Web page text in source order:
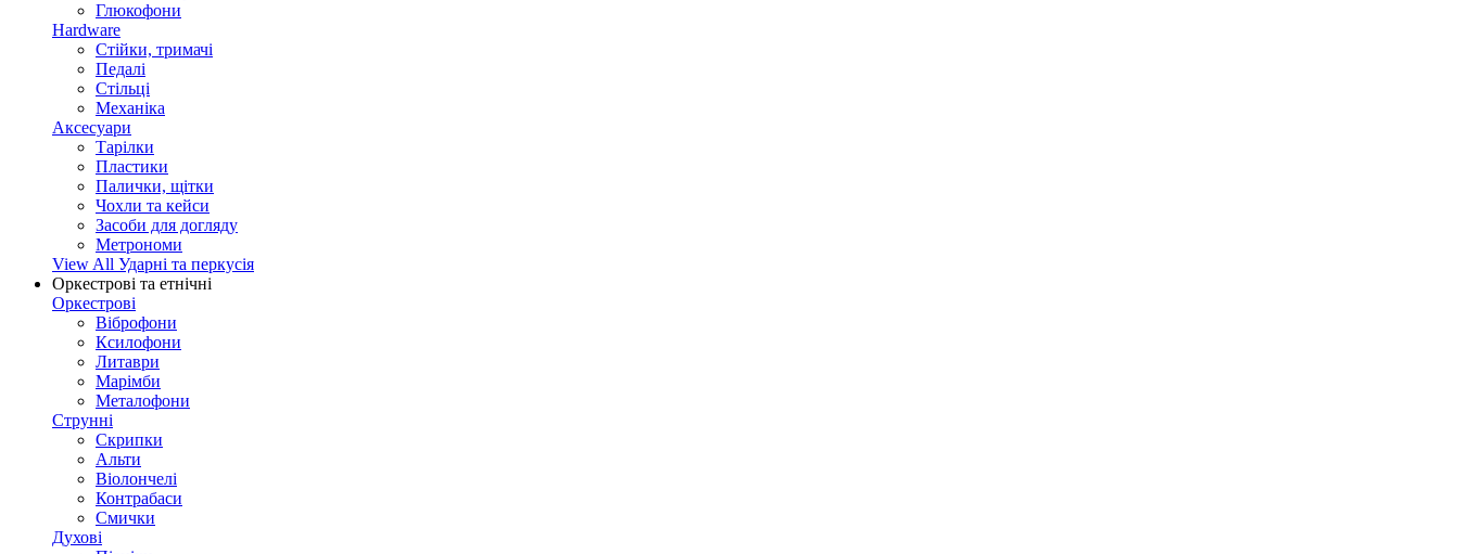
Глюкофони
Hardware
Стійки, тримачі
Педалі
Стільці
Механіка
Аксесуари
Тарілки
Пластики
Палички, щітки
Чохли та кейси
Засоби для догляду
Метрономи
View All Ударні та перкусія
Оркестрові та етнічні
Оркестрові
Віброфони
Ксилофони
Литаври
Марімби
Металофони
Струнні
Скрипки
Альти
Віолончелі
Контрабаси
Смички
Духові